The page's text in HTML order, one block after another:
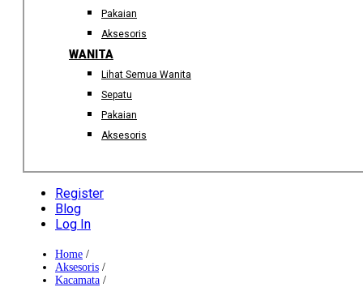
Pakaian
Aksesoris
WANITA
Lihat Semua Wanita
Sepatu
Pakaian
Aksesoris
Register
Blog
Log In
Home /
Aksesoris /
Kacamata /